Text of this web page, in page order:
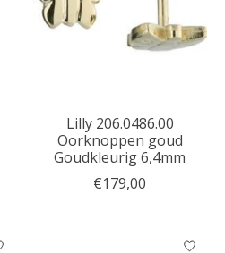
Lilly 206.0486.00
Oorknoppen goud
Goudkleurig 6,4mm
€179,00